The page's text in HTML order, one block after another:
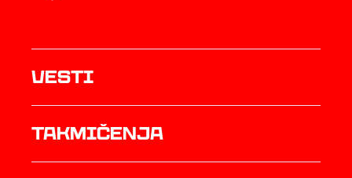
Vesti
Takmičenja